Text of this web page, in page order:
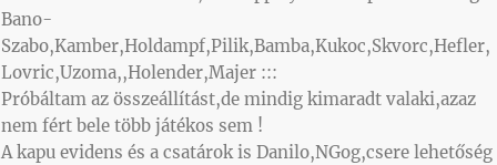
Bano-
Szabo,Kamber,Holdampf,Pilik,Bamba,Kukoc,Skvorc,Hefler,
Lovric,Uzoma,,Holender,Majer :::
Próbáltam az összeállítást,de mindig kimaradt valaki,azaz
nem fért bele több játékos sem !
A kapu evidens és a csatárok is Danilo,NGog,csere lehetőség